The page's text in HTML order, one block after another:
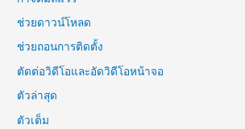
ช่วยดาวน์โหลด
ช่วยถอนการติดตั้ง
ตัดต่อวิดีโอและอัดวิดีโอหน้าจอ
ตัวล่าสุด
ตัวเต็ม